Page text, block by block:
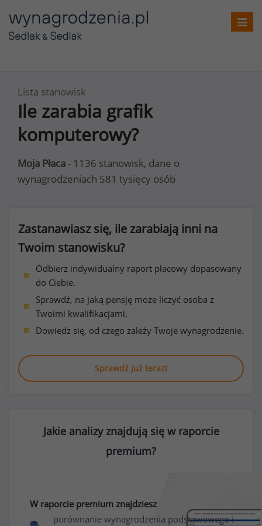
Lista stanowisk
Ile zarabia grafik
komputerowy?
Moja Płaca - 1136 stanowisk, dane o
wynagrodzeniach 581 tysięcy osób
Zastanawiasz się, ile zarabiają inni na
Twoim stanowisku?
Odbierz indywidualny raport płacowy dopasowany
do Ciebie.
Sprawdź, na jaką pensję może liczyć osoba z
Twoimi kwalifikacjami.
Dowiedz się, od czego zależy Twoje wynagrodzenie.
Sprawdź już teraz!
Jakie analizy znajdują się w raporcie
premium?
W raporcie premium znajdziesz
porównanie wynagrodzenia podstawowego i